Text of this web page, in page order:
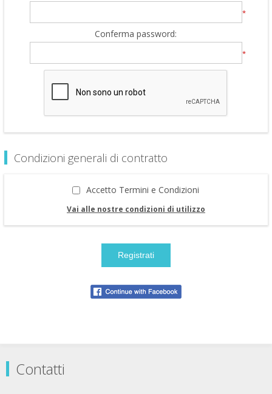
*
Conferma password:
*
Condizioni generali di contratto
Accetto Termini e Condizioni
Vai alle nostre condizioni di utilizzo
Contatti